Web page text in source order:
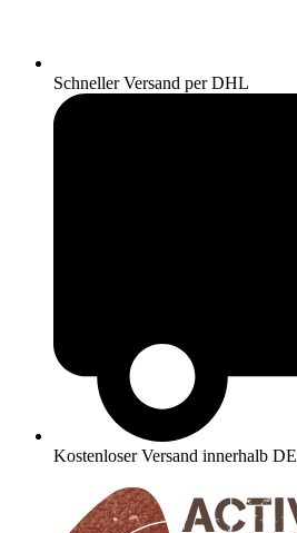
Schneller Versand per DHL
Kostenloser Versand innerhalb DE